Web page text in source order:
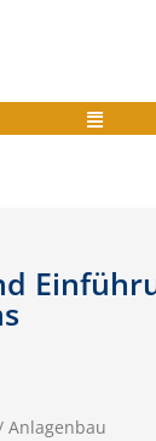
Menü
Anlagenbau